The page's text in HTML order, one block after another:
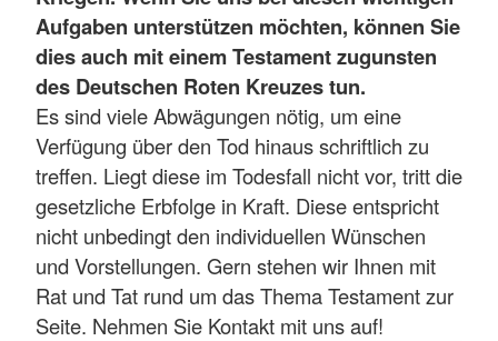
Aufgaben unterstützen möchten, können Sie
dies auch mit einem Testament zugunsten
des Deutschen Roten Kreuzes tun.
Es sind viele Abwägungen nötig, um eine
Verfügung über den Tod hinaus schriftlich zu
treffen. Liegt diese im Todesfall nicht vor, tritt die
gesetzliche Erbfolge in Kraft. Diese entspricht
nicht unbedingt den individuellen Wünschen
und Vorstellungen. Gern stehen wir Ihnen mit
Rat und Tat rund um das Thema Testament zur
Seite. Nehmen Sie Kontakt mit uns auf!